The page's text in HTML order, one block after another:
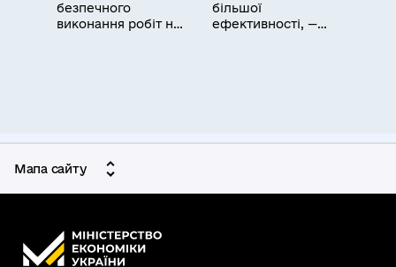
безпечного
виконання робіт на
більшої
ефективності, —
Мапа сайту